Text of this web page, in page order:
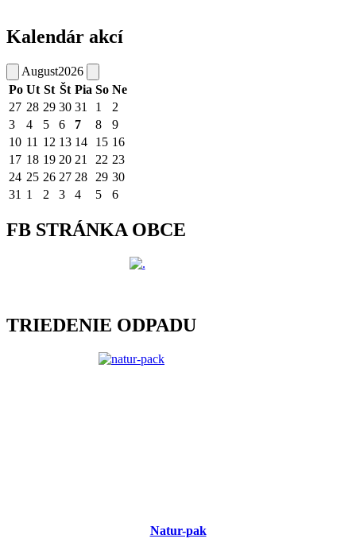
Kalendár akcí
August2026
Po Ut St Št Pia So Ne
27 28 29 30 31 1
2
3
4 5 6 7 8
9
10 11 12 13 14 15 16
17 18 19 20 21 22 23
24 25 26 27 28 29 30
31 1 2 3 4 5 6
FB STRÁNKA OBCE
TRIEDENIE ODPADU
Natur-pak